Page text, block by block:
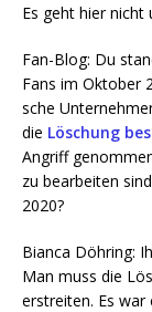
Es geht hier nicht
Fan-Blog: Du
Fans im Okto­ber
sche
die Löschung
Angriff
zu bear­bei­ten
2020?
Bian­ca Döh­ring:
Man muss die
erstrei­ten. Es war